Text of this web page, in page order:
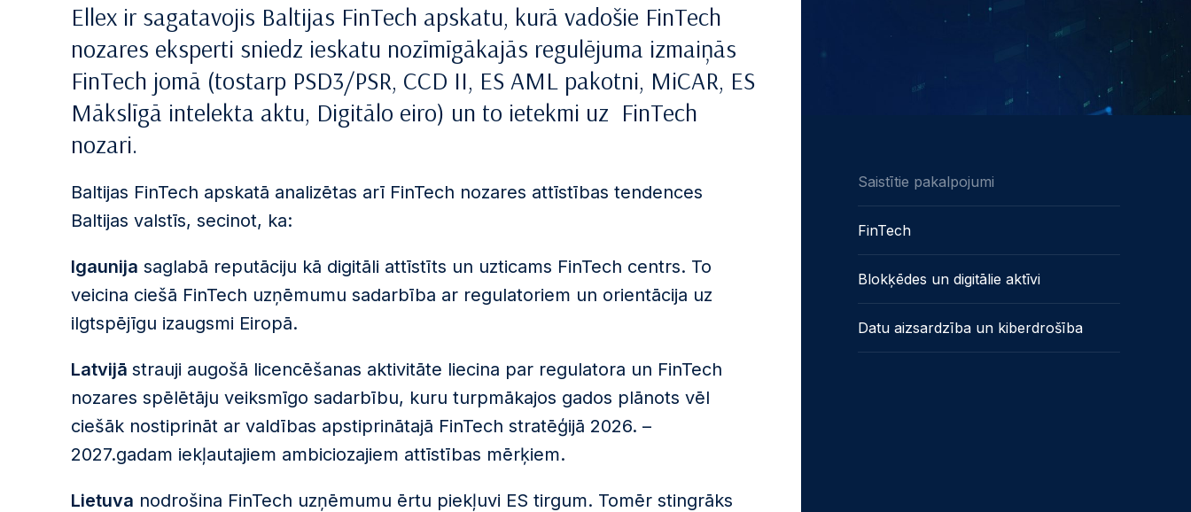
Ellex ir sagatavojis Baltijas FinTech apskatu, kurā vadošie FinTech
nozares eksperti sniedz ieskatu nozīmīgākajās regulējuma izmaiņās
FinTech jomā (tostarp PSD3/PSR, CCD II, ES AML pakotni, MiCAR, ES
Mākslīgā intelekta aktu, Digitālo eiro) un to ietekmi uz FinTech
nozari.
Baltijas FinTech apskatā analizētas arī FinTech nozares attīstības tendences
Baltijas valstīs, secinot, ka:
Igaunija saglabā reputāciju kā digitāli attīstīts un uzticams FinTech centrs. To
veicina ciešā FinTech uzņēmumu sadarbība ar regulatoriem un orientācija uz
ilgtspējīgu izaugsmi Eiropā.
Latvijā strauji augošā licencēšanas aktivitāte liecina par regulatora un FinTech
nozares spēlētāju veiksmīgo sadarbību, kuru turpmākajos gados plānots vēl
ciešāk nostiprināt ar valdības apstiprinātajā FinTech stratēģijā 2026. –
2027.gadam iekļautajiem ambiciozajiem attīstības mērķiem.
Lietuva nodrošina FinTech uzņēmumu ērtu piekļuvi ES tirgum. Tomēr stingrāks
Saistītie pakalpojumi
FinTech
Blokķēdes un digitālie aktīvi
Datu aizsardzība un kiberdrošība